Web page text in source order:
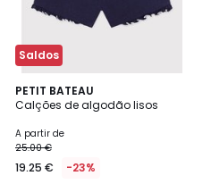
Saldos
PETIT BATEAU
Calções de algodão lisos
A partir de
25.00 €
19.25 € -23%
2
Cores